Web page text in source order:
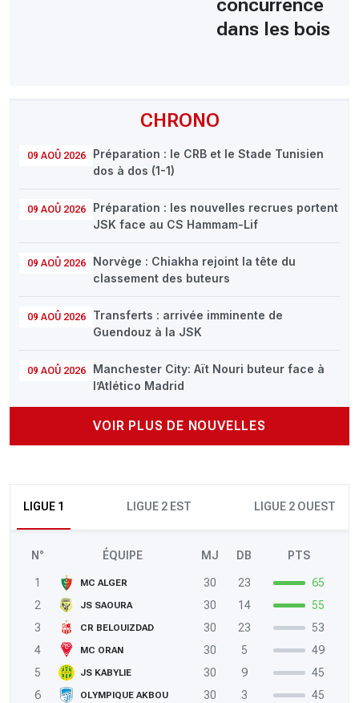
CHRONO
09 AOÛ 2026
Préparation : le CRB et le Stade Tunisien
dos à dos (1-1)
09 AOÛ 2026
Préparation : les nouvelles recrues portent
JSK face au CS Hammam-Lif
09 AOÛ 2026
Norvège : Chiakha rejoint la tête du
classement des buteurs
09 AOÛ 2026
Transferts : arrivée imminente de
Guendouz à la JSK
09 AOÛ 2026
Manchester City: Aït Nouri buteur face à
l’Atlético Madrid
VOIR PLUS DE NOUVELLES
LIGUE 1 LIGUE 2 EST LIGUE 2 OUEST
N° ÉQUIPE MJ DB PTS
1 MC ALGER 30 23
65
2
JS SAOURA 30 14
55
3
CR BELOUIZDAD 30 23
53
4
MC ORAN 30 5
49
5
JS KABYLIE 30 9
45
6
OLYMPIQUE AKBOU 30 3
45
concurrence
dans les bois